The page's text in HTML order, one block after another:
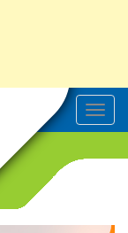
T
o
v